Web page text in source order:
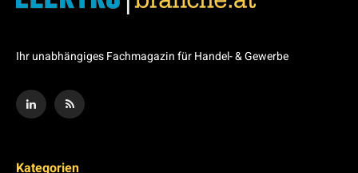
Ihr unabhängiges Fachmagazin für Handel- & Gewerbe
Kategorien